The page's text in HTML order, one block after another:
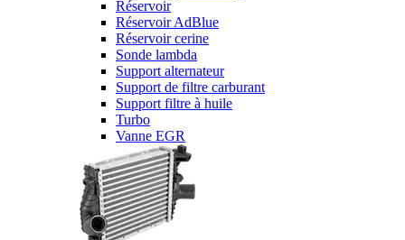
Réservoir
Réservoir AdBlue
Réservoir cerine
Sonde lambda
Support alternateur
Support de filtre carburant
Support filtre à huile
Turbo
Vanne EGR